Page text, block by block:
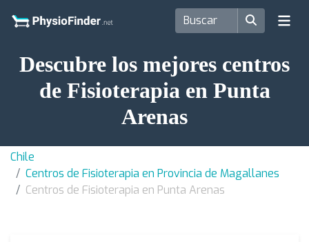
Descubre los mejores centros
de Fisioterapia en Punta
Arenas
Chile
Centros de Fisioterapia en Provincia de Magallanes
Centros de Fisioterapia en Punta Arenas